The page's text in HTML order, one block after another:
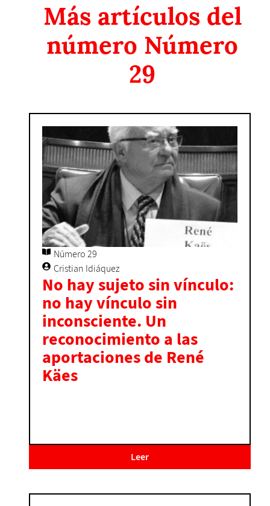
Más artículos del
número Número
29
Número 29
Cristian Idiáquez
No hay sujeto sin vínculo:
no hay vínculo sin
inconsciente. Un
reconocimiento a las
aportaciones de René
Käes
Leer